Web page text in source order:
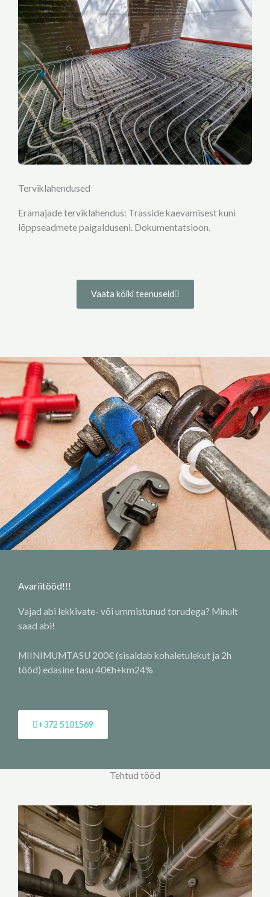
Terviklahendused
Eramajade terviklahendus: Trasside kaevamisest kuni
lõppseadmete paigalduseni. Dokumentatsioon.
Vaata kõiki teenuseid
Avariitööd!!!
Vajad abi lekkivate- või ummistunud torudega? Minult
saad abi!
MIINIMUMTASU 200€ (sisaldab kohaletulekut ja 2h
tööd) edasine tasu 40€h+km24%
+372 5101569
Tehtud tööd